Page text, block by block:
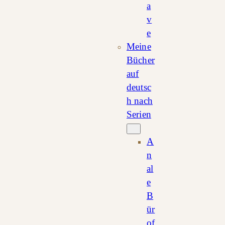
a
v
e
Meine
Bücher
auf
deutsc
h nach
Serien
A
n
al
e
B
ür
of